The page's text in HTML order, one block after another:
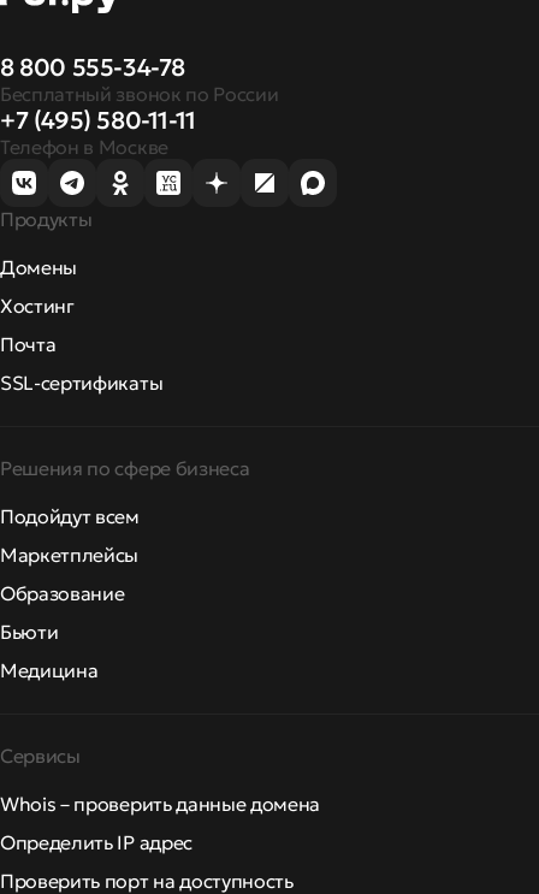
8 800 555-34-78
Бесплатный звонок по России
+7 (495) 580-11-11
Телефон в Москве
Продукты
Домены
Хостинг
Почта
SSL-сертификаты
Решения по сфере бизнеса
Подойдут всем
Маркетплейсы
Образование
Бьюти
Медицина
Сервисы
Whois – проверить данные домена
Определить IP адрес
Проверить порт на доступность